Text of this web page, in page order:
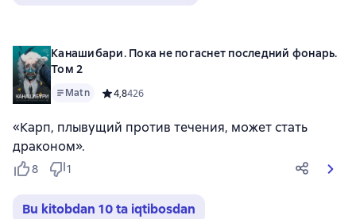
Канашибари. Пока не погаснет последний фонарь.
Том 2
Matn Средний рейтинг 4,8 на основе 426 оценок
4,8426
«Карп, плывущий против течения, может стать
драконом».
8 1
Bu kitobdan 10 ta iqtibosdan